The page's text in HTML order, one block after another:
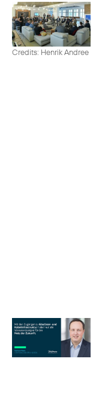
Credits: Henrik Andree